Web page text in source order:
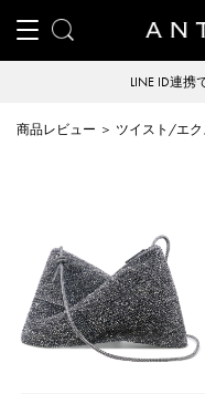
LINE ID連携
商品レビュー ＞ ツイスト/エ